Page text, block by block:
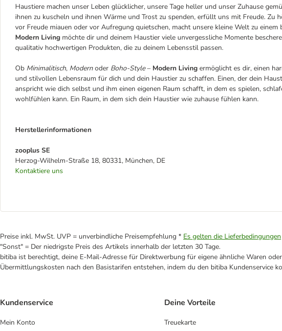
Haustiere machen unser Leben glücklicher, unsere Tage heller und unser Zuhause
ihnen zu kuscheln und ihnen Wärme und Trost zu spenden, erfüllt uns mit Freude. Zu
vor Freude miauen oder vor Aufregung quietschen, macht unsere kleine Welt zu einem
Modern Living möchte dir und deinem Haustier viele unvergessliche Momente
qualitativ hochwertigen Produkten, die zu deinem Lebensstil passen.
Ob Minimalitisch, Modern oder Boho-Style– Modern Living ermöglicht es dir, einen
und stilvollen Lebensraum für dich und dein Haustier zu schaffen. Einen, der dein
anspricht wie dich selbst und ihm einen eigenen Raum schafft, in dem es spielen,
wohlfühlen kann. Ein Raum, in dem sich dein Haustier wie zuhause fühlen kann.
Herstellerinformationen
zooplus SE
Herzog-Wilhelm-Straße 18, 80331, München, DE
Kontaktiere uns
Preise inkl. MwSt. UVP = unverbindliche Preisempfehlung * Es gelten die Lieferbedingungen
"Sonst" = Der niedrigste Preis des Artikels innerhalb der letzten 30 Tage.
bitiba ist berechtigt, deine E-Mail-Adresse für Direktwerbung für eigene ähnliche Waren
Übermittlungskosten nach den Basistarifen entstehen, indem du den bitiba Kundenservice
Kundenservice
Mein Konto
Deine Vorteile
Treuekarte